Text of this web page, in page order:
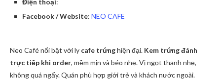
Điện thoại:
Facebook / Website: NEO CAFE
Neo Café nổi bật với ly cafe trứnghiện đại. Kem trứng đánh
trực tiếp khi order, mềm mịn và béo nhẹ. Vị ngọt thanh nhẹ,
không quá ngấy. Quán phù hợp giới trẻ và khách nước ngoài.